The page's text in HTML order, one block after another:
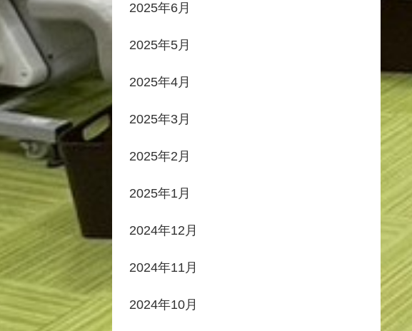
2025年6月
2025年5月
2025年4月
2025年3月
2025年2月
2025年1月
2024年12月
2024年11月
2024年10月